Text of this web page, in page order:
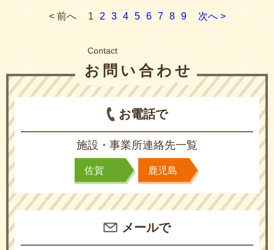
< 前へ 1 2 3 4 5 6 7 8 9 次へ >
Contact
お問い合わせ
お電話で
施設・事業所連絡先一覧
佐賀 鹿児島
メールで